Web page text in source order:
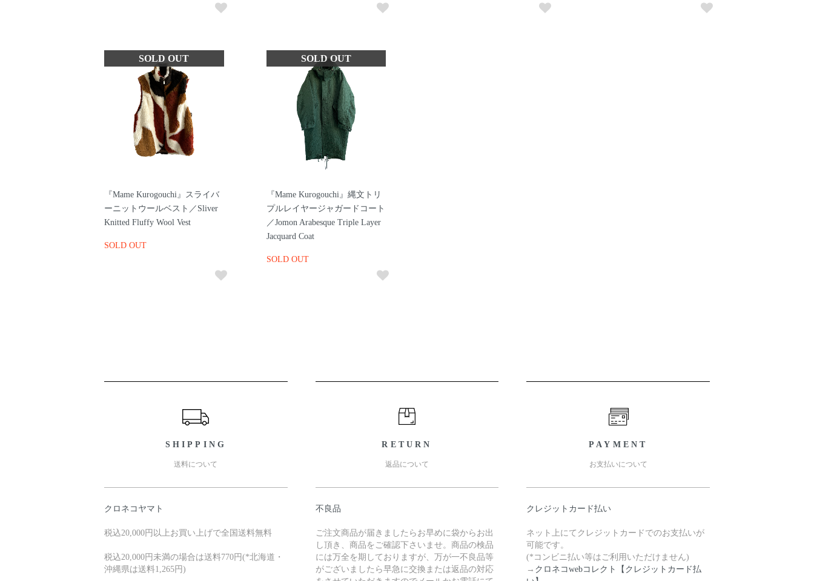
『Mame Kurogouchi』スライバ
ーニットウールベスト／Sliver
Knitted Fluffy Wool Vest
SOLD OUT
『Mame Kurogouchi』縄文トリ
プルレイヤージャガードコート
／Jomon Arabesque Triple Layer
Jacquard Coat
SOLD OUT
SHIPPING
送料について
クロネコヤマト
税込20,000円以上お買い上げで全国送料無料
税込20,000円未満の場合は送料770円(*北海道・
沖縄県は送料1,265円)
RETURN
返品について
不良品
ご注文商品が届きましたらお早めに袋からお出
し頂き、商品をご確認下さいませ。商品の検品
には万全を期しておりますが、万が一不良品等
がございましたら早急に交換または返品の対応
PAYMENT
お支払いについて
クレジットカード払い
ネット上にてクレジットカードでのお支払いが
可能です。
(*コンビニ払い等はご利用いただけません)
→ クロネコwebコレクト【クレジットカード払